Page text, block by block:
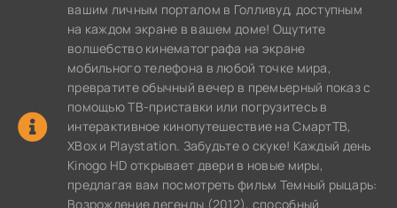
вашим личным порталом в Голливуд, доступным
на каждом экране в вашем доме! Ощутите
волшебство кинематографа на экране
мобильного телефона в любой точке мира,
превратите обычный вечер в премьерный показ с
помощью ТВ-приставки или погрузитесь в
интерактивное кинопутешествие на СмартТВ,
XBox и Playstation. Забудьте о скуке! Каждый день
Kinogo HD открывает двери в новые миры,
предлагая вам посмотреть фильм Темный рыцарь:
Возрождение легенды (2012), способный